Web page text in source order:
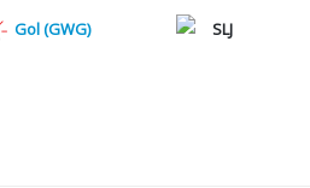
Gol (GWG) SLJ